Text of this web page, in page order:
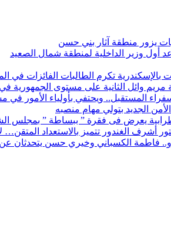
يزور منطقة آثار بني حسن
أول وزير الداخلية لمنطقة شمال الصعيد
بالإسكندرية تكرم الطالبات الفائزات في
مريم وائل الثانية على مستوى الجمهورية في
المستقبل.. ويحتفي بأولياء الأمور في
الجديد بتولي مهام منصبه
يعرض فى فقرة ” ببساطة ” بمجلس
أشرف الغندور تتميز بالاستعداد المتقن…
فاطمة الكسباني وخيري حسن يتحدثان عن